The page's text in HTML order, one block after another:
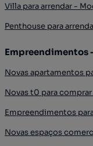
Villa para arrendar -
Penthouse para
Empreendimentos
Novas apartamentos
Novas t0 para
Empreendimentos
Novas espaços